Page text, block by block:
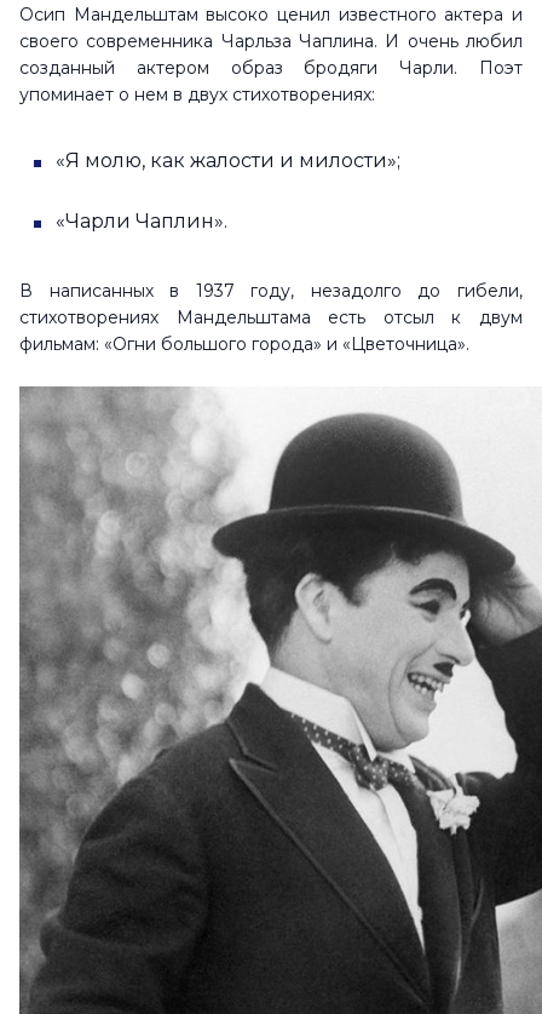
Осип Мандельштам высоко ценил известного актера и
своего современника Чарльза Чаплина. И очень любил
созданный актером образ бродяги Чарли. Поэт
упоминает о нем в двух стихотворениях:
«Я молю, как жалости и милости»;
«Чарли Чаплин».
В написанных в 1937 году, незадолго до гибели,
стихотворениях Мандельштама есть отсыл к двум
фильмам: «Огни большого города» и «Цветочница».